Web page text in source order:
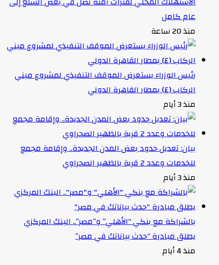
عام كامل
منذ 20 ساعة
رئيس الوزراء يستعرض الموقف التنفيذي لمشروع مبني
الركاب (٤) بمطار القاهرة الدولي
منذ 3 أيام
بيان: تعديل حدود بعض المدن الجديدة.. وإقامة مجمع
للخدمات وعدد 2 قرية بالظهير الصحراوي
منذ 3 أيام
بالشراكة مع بنكي “الأهلي” و”مصر”.. البنك المركزي
يطلق مبادرة “حدث بياناتك في مصر”
منذ 4 أيام